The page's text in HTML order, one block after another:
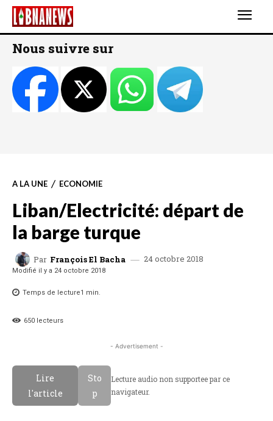
Nous suivre sur
A LA UNE ECONOMIE
Liban/Electricité: départ de
la barge turque
Par François El Bacha 24 octobre 2018
Modifié il y a 24 octobre 2018
Temps de lecture1 min.
650 lecteurs
- Advertisement -
Lire
l'article
Sto
p
Lecture audio non supportee par ce
navigateur.